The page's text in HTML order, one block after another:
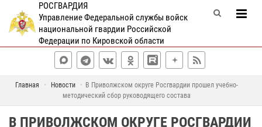
РОСГВАРДИЯ
Управление Федеральной службы войск
национальной гвардии Российской
Федерации по Кировской области
Главная Новости
В Приволжском округе Росгвардии прошел учебно-
методический сбор руководящего состава
В ПРИВОЛЖСКОМ ОКРУГЕ РОСГВАРДИИ